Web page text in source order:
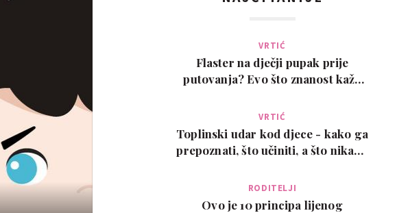
VRTIĆ
Flaster na dječji pupak prije
putovanja? Evo što znanost kaže
VRTIĆ
Toplinski udar kod djece - kako ga
prepoznati, što učiniti, a što nikako
RODITELJI
Ovo je 10 principa lijenog